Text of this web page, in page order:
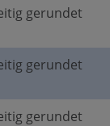
gerundet
gerundet
gerundet